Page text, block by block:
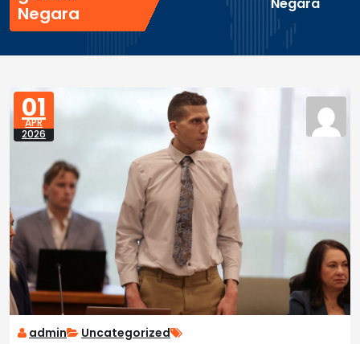
Negara
01
APR
2026
admin Uncategorized